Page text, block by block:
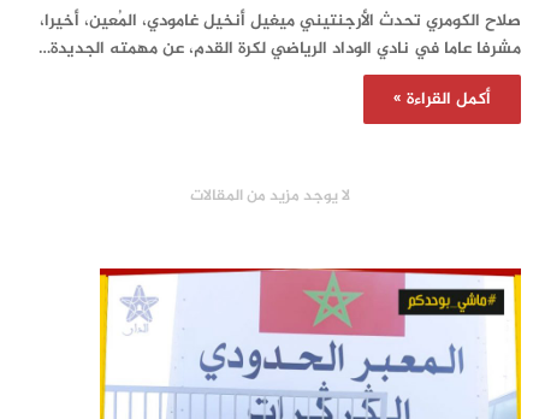
صلاح الكومري تحدث الأرجنتيني ميغيل أنخيل غامودي، المُعين، أخيرا،
مشرفا عاما في نادي الوداد الرياضي لكرة القدم، عن مهمته الجديدة…
أكمل القراءة »
لا يوجد مزيد من المقالات